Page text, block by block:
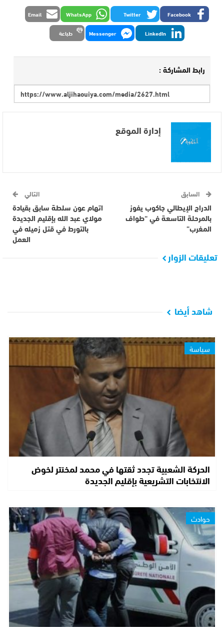
Facebook
Twitter
WhatsApp
Email
LinkedIn
Messenger طباعة
رابط المشاركة :
إدارة الموقع
السابق
الدراج الإيطالي جاكوب يفوز
بالمرحلة التاسعة في “طواف
المغرب”
التالي
اتهام عون سلطة سابق بقيادة
مولاي عبد الله بإقليم الجديدة
بالتورط في قتل زميله في
العمل
تعليقات الزوار
شاهد أيضا
سياسة
الحركة الشعبية تجدد ثقتها في محمد لمخنتر لخوض
الانتخابات التشريعية بإقليم الجديدة
حوادث